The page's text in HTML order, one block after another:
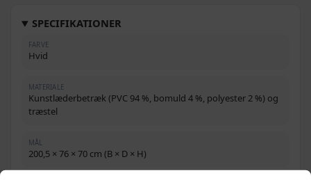
SPECIFIKATIONER
FARVE
Hvid
MATERIALE
Kunstlæderbetræk (PVC 94 %, bomuld 4 %, polyester 2 %) og
træstel
MÅL
200,5 × 76 × 70 cm (B × D × H)